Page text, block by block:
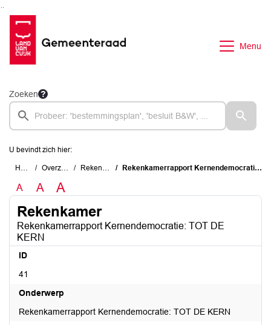
Menu
Zoeken
U bevindt zich hier:
Home Overzichten Rekenkamer Rekenkamerrapport Kernendemocratie: TOT DE KERN
A A A
Rekenkamer
Rekenkamerrapport Kernendemocratie: TOT DE
KERN
ID
41
Onderwerp
Rekenkamerrapport Kernendemocratie: TOT DE KERN